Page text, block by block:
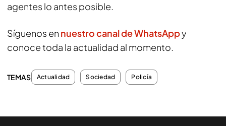
agentes lo antes posible.
Síguenos en nuestro canal de WhatsAppy
conoce toda la actualidad al momento.
TEMAS Actualidad Sociedad Policía